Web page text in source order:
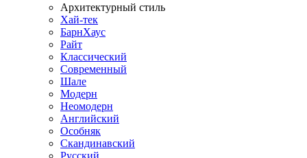
Архитектурный стиль
Хай-тек
БарнХаус
Райт
Классический
Современный
Шале
Модерн
Неомодерн
Английский
Особняк
Скандинавский
Русский